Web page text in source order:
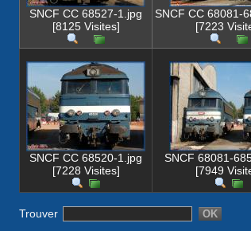
SNCF CC 68527-1.jpg
[8125 Visites]
SNCF CC 68081-
[7223
SNCF CC 68520-1.jpg
[7228 Visites]
SNCF 68081-
[7949
Trouver